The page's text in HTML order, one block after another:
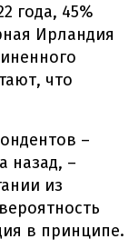
года, 45%
Ирландия
что
–
назад, –
из
в принципе.